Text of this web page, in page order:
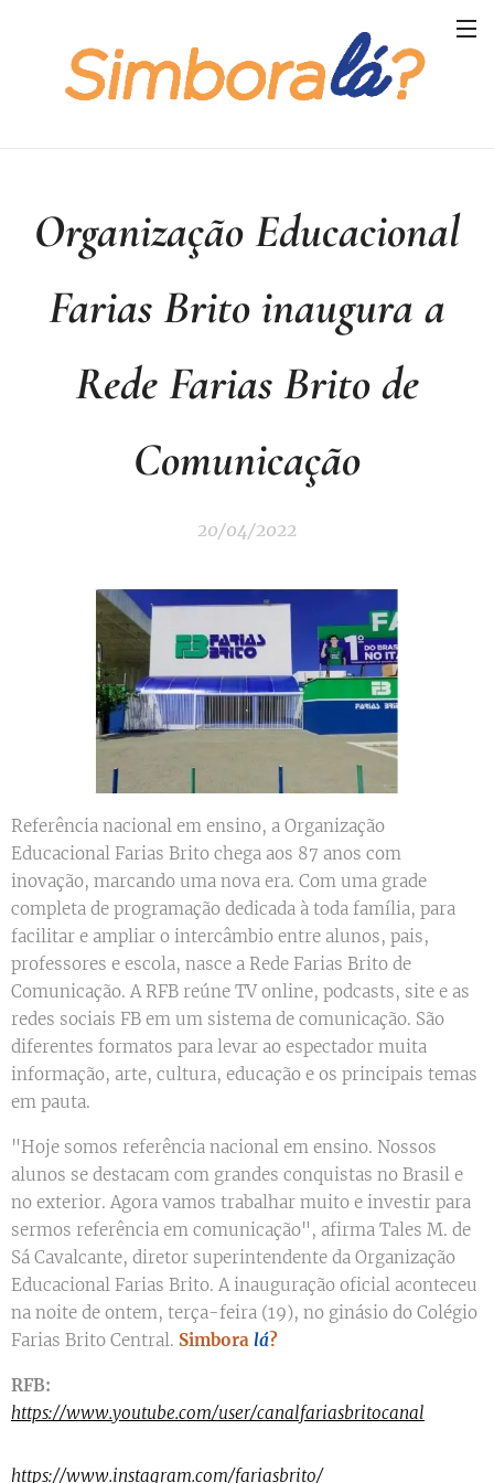
Organização Educacional
Farias Brito inaugura a
Rede Farias Brito de
Comunicação
20/04/2022
Referência nacional em ensino, a Organização
Educacional Farias Brito chega aos 87 anos com
inovação, marcando uma nova era. Com uma grade
completa de programação dedicada à toda família, para
facilitar e ampliar o intercâmbio entre alunos, pais,
professores e escola, nasce a Rede Farias Brito de
Comunicação. A RFB reúne TV online, podcasts, site e as
redes sociais FB em um sistema de comunicação. São
diferentes formatos para levar ao espectador muita
informação, arte, cultura, educação e os principais temas
em pauta.
"Hoje somos referência nacional em ensino. Nossos
alunos se destacam com grandes conquistas no Brasil e
no exterior. Agora vamos trabalhar muito e investir para
sermos referência em comunicação", afirma Tales M. de
Sá Cavalcante, diretor superintendente da Organização
Educacional Farias Brito. A inauguração oficial aconteceu
na noite de ontem, terça-feira (19), no ginásio do Colégio
Farias Brito Central. Simbora lá?
RFB:
https://www.youtube.com/user/canalfariasbritocanal
https://www.instagram.com/fariasbrito/